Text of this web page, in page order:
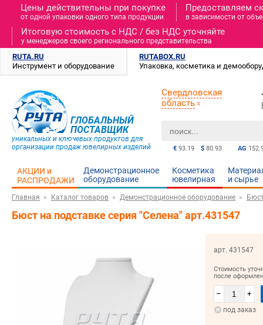
Цены действительны при покупке
от одной упаковки одного типа продукции
Предоставляем
в зависимости от
Итоговую стоимость c НДС / без НДС уточняйте
у менеджеров своего регионального представительства
RUTA.RU
Инструмент и оборудование
RUTABOX.RU
Упаковка, косметика и
ГЛОБАЛЬНЫЙ
ПОСТАВЩИК
уникальных и ключевых продуктов для
организации продаж ювелирных изделий
AG
€ 93.19 $ 80.93
Свердловская
область
АКЦИИ и
РАСПРОДАЖИ
Демонстрационное
оборудование
Косметика
ювелирная
и cырье
Главная Каталог товаров Демонстрационное оборудование
Бюст на подставке серия "Селена" арт.431547
арт. 431547
Стоимость
после
– +
под заказ